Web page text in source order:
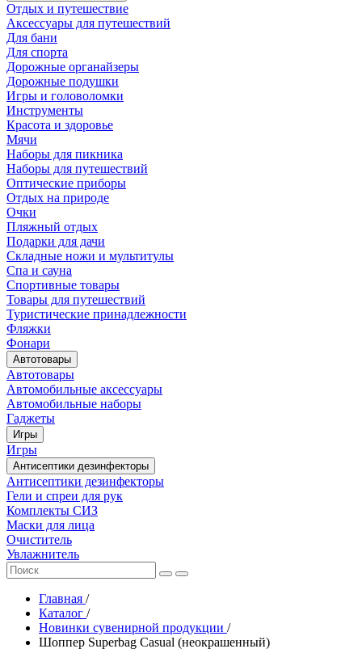
Отдых и путешествие
Аксессуары для путешествий
Для бани
Для спорта
Дорожные органайзеры
Дорожные подушки
Игры и головоломки
Инструменты
Красота и здоровье
Мячи
Наборы для пикника
Наборы для путешествий
Оптические приборы
Отдых на природе
Очки
Пляжный отдых
Подарки для дачи
Складные ножи и мультитулы
Спа и сауна
Спортивные товары
Товары для путешествий
Туристические принадлежности
Фляжки
Фонари
Автотовары
Автотовары
Автомобильные аксессуары
Автомобильные наборы
Гаджеты
Игры
Игры
Антисептики дезинфекторы
Антисептики дезинфекторы
Гели и спреи для рук
Комплекты СИЗ
Маски для лица
Очиститель
Увлажнитель
Главная /
Каталог /
Новинки сувенирной продукции /
Шоппер Superbag Casual (неокрашенный)